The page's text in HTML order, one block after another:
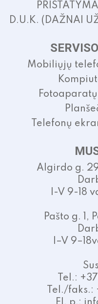
D.U.K. (DAŽNAI
Mobiliųjų
Telefonų
Algirdo g.
I-V 9-18
Pašto g. 1,
I–V
Tel.:
Tel./faks.: